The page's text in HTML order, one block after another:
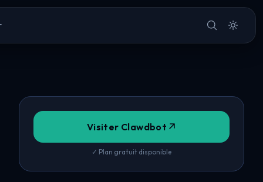
Visiter Clawdbot
✓ Plan gratuit disponible